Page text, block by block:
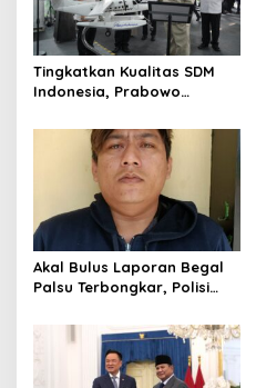
Tingkatkan Kualitas SDM
Indonesia, Prabowo
hingga Undang Universitas
Terbaik Dunia
Akal Bulus Laporan Begal
Palsu Terbongkar, Polisi
Perusahaan untuk Crypto